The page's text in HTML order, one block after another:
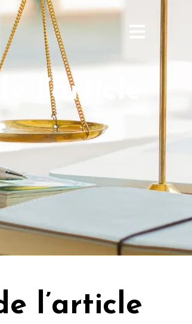
l’article
l’article